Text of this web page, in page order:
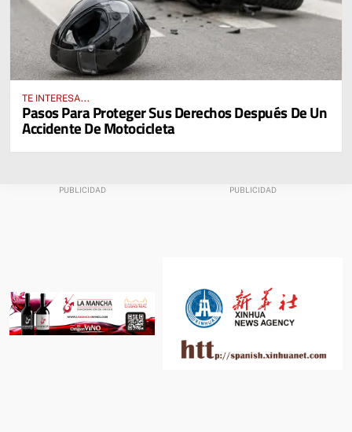
TE INTERESA...
Pasos Para Proteger Sus Derechos Después De Un
Accidente De Motocicleta